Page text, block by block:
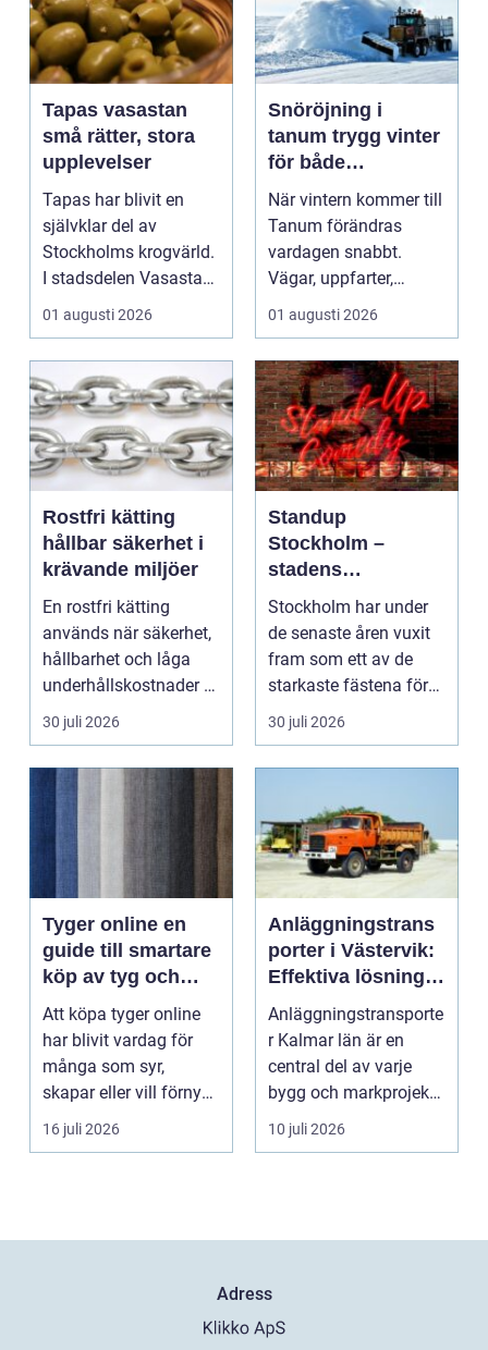
Tapas vasastan
små rätter, stora
upplevelser
Tapas har blivit en
självklar del av
Stockholms krogvärld.
I stadsdelen Vasastan
har utvecklingen gå...
01 augusti 2026
Snöröjning i
tanum trygg vinter
för både
privatpersoner och
företag
När vintern kommer till
Tanum förändras
vardagen snabbt.
Vägar, uppfarter,
parkeringar och
gångvägar...
01 augusti 2026
Rostfri kätting
hållbar säkerhet i
krävande miljöer
En rostfri kätting
används när säkerhet,
hållbarhet och låga
underhållskostnader är
viktigare än läg...
30 juli 2026
Standup
Stockholm –
stadens
vardagsrum för
skratt
Stockholm har under
de senaste åren vuxit
fram som ett av de
starkaste fästena för
s...
30 juli 2026
Tyger online en
guide till smartare
köp av tyg och
hemtextil
Att köpa tyger online
har blivit vardag för
många som syr,
skapar eller vill förnya
hemmet utan att ...
16 juli 2026
Anläggningstrans
porter i Västervik:
Effektiva lösningar
för bygg och
markarbete
Anläggningstransporte
r Kalmar län är en
central del av varje
bygg och markprojekt i
o...
10 juli 2026
Adress